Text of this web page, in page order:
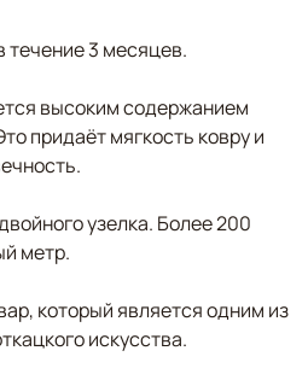
течение 3 месяцев.
высоким содержанием
придаёт мягкость ковру и
узелка. Более 200
метр.
который является одним из
искусства.